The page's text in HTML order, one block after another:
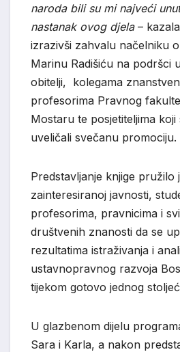
naroda bili su mi najveći
nastanak ovog djela–
izrazivši zahvalu načelniku
Marinu Radišiću na podršci
obitelji, kolegama
profesorima Pravnog
Mostaru te posjetiteljima
uveličali svečanu promociju.
Predstavljanje knjige pružilo
zainteresiranoj javnosti,
profesorima, pravnicima i
društvenih znanosti da se
rezultatima istraživanja i
ustavnopravnog razvoja
tijekom gotovo jednog
U glazbenom dijelu
Sara i Karla, a nakon